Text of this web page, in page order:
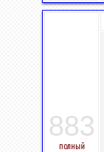
883
полный